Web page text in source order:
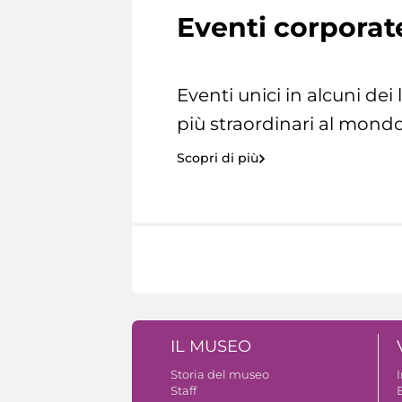
Eventi
Eventi unici in alcuni dei
più straordinari al
Scopri di più
IL MUSEO
Storia del museo
Staff